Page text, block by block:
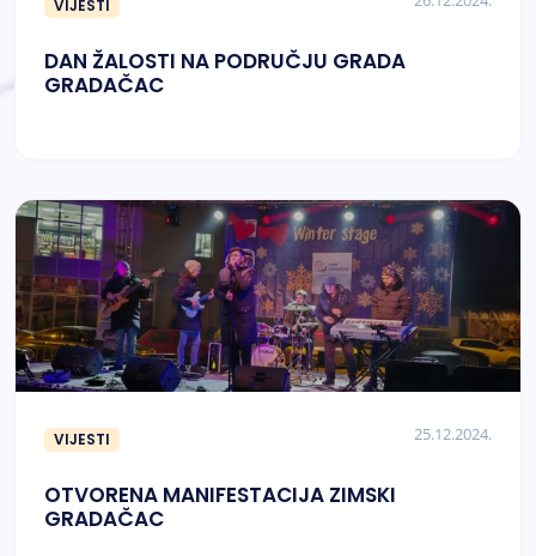
VIJESTI
DAN ŽALOSTI NA PODRUČJU GRADA
GRADAČAC
VIJESTI 25.12.2024.
OTVORENA MANIFESTACIJA ZIMSKI
GRADAČAC